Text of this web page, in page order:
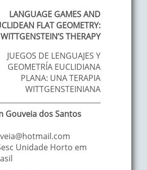
LANGUAGE GAMES AND
FLAT GEOMETRY:
THERAPY
JUEGOS DE LENGUAJES Y
GEOMETRÍA EUCLIDIANA
PLANA: UNA TERAPIA
WITTGENSTEINIANA
Gouveia dos Santos
Unidade Horto em